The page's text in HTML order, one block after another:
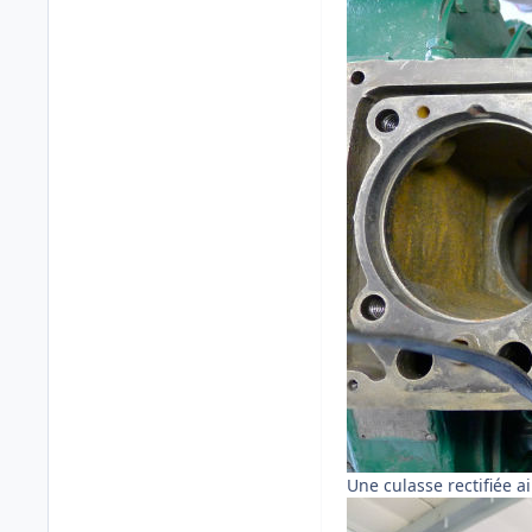
Une culasse rectifiée